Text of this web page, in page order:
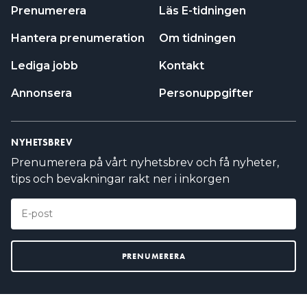
Prenumerera
Hantera prenumeration
Lediga jobb
Annonsera
Läs E-tidningen
Om tidningen
Kontakt
Personuppgifter
NYHETSBREV
Prenumerera på vårt nyhetsbrev och få nyheter,
tips och bevakningar rakt ner i inkorgen